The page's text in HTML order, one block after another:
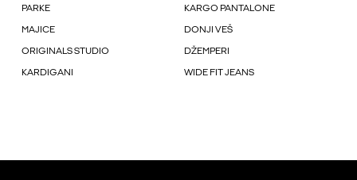
PARKE KARGO PANTALONE
MAJICE DONJI VEŠ
ORIGINALS STUDIO DŽEMPERI
KARDIGANI WIDE FIT JEANS